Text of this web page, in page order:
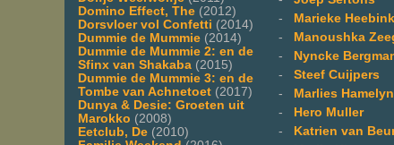
Domino Effect, The (2012)
Dorsvloer vol Confetti (2014)
Dummie de Mummie (2014)
Dummie de Mummie 2: en de
Sfinx van Shakaba (2015)
Dummie de Mummie 3: en de
Tombe van Achnetoet (2017)
Dunya & Desie: Groeten uit
Marokko (2008)
Eetclub, De (2010)
-
Marieke Heebink
-
Manoushka
-
Nyncke
- Steef Cuijpers
-
Marlies
-
Hero Muller
-
Katrien van